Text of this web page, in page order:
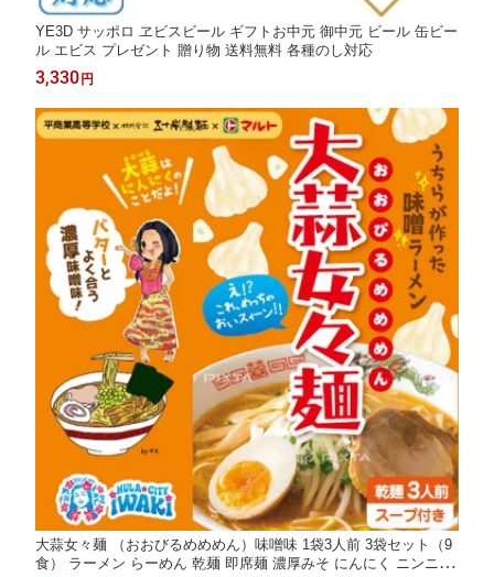
YE3D サッポロ ヱビスビール ギフトお中元 御中元 ビール 缶ビー
ル エビス プレゼント 贈り物 送料無料 各種のし対応
3,330円
大蒜女々麺 （おおびるめめめん）味噌味 1袋3人前 3袋セット（9
食） ラーメン らーめん 乾麺 即席麺 濃厚みそ にんにく ニンニク